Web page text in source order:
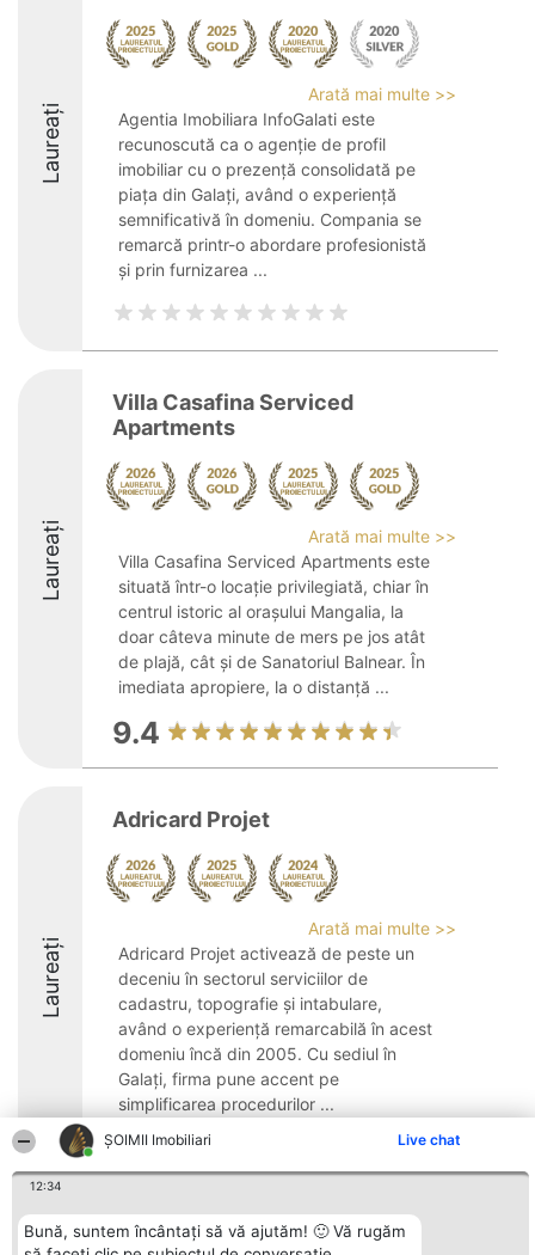
ȘOIMII Imobiliari Live chat
12:34
Bună, suntem încântați să vă ajutăm! 🙂 Vă rugăm
Laureați
Arată mai multe >>
Agentia Imobiliara InfoGalati este
recunoscută ca o agenție de profil
imobiliar cu o prezență consolidată pe
piața din Galați, având o experiență
semnificativă în domeniu. Compania se
remarcă printr-o abordare profesionistă
și prin furnizarea ...
Laureați
Villa Casafina Serviced
Apartments
Arată mai multe >>
Villa Casafina Serviced Apartments este
situată într-o locație privilegiată, chiar în
centrul istoric al orașului Mangalia, la
doar câteva minute de mers pe jos atât
de plajă, cât și de Sanatoriul Balnear. În
imediata apropiere, la o distanță ...
9.4
Laureați
Adricard Projet
Arată mai multe >>
Adricard Projet activează de peste un
deceniu în sectorul serviciilor de
cadastru, topografie și intabulare,
având o experiență remarcabilă în acest
domeniu încă din 2005. Cu sediul în
Galați, firma pune accent pe
simplificarea procedurilor ...
8.3
Organizator Ranking
BRIGHT SOLUTIONS BR SRL
Plebiscyt
Câștigătorii
Contact